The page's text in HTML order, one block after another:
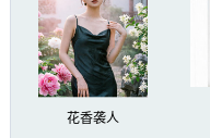
花香袭人